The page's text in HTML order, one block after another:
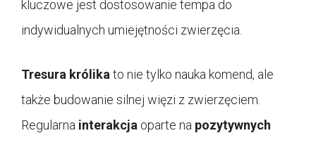
kluczowe jest dostosowanie tempa do
indywidualnych umiejętności zwierzęcia.
Tresura królika to nie tylko nauka komend, ale
także budowanie silnej więzi z zwierzęciem.
Regularna interakcja oparte na pozytywnych